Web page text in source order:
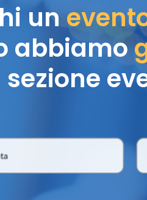
un
abbiamo
sezione